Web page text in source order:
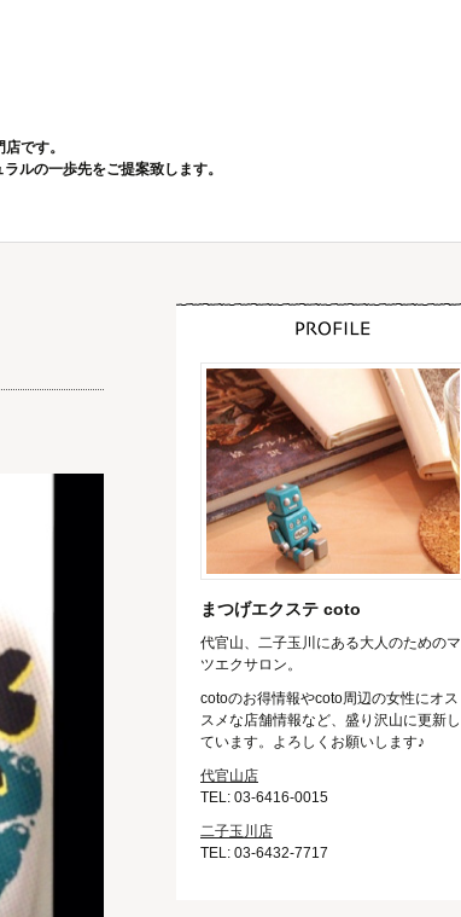
です。
ルの一歩先をご提案致します。
まつげエクステ coto
代官山、二子玉川にある大人のためのマ
ツエクサロン。
cotoのお得情報やcoto周辺の女性にオス
スメな店舗情報など、盛り沢山に更新し
ています。よろしくお願いします♪
代官山店
TEL: 03-6416-0015
二子玉川店
TEL: 03-6432-7717